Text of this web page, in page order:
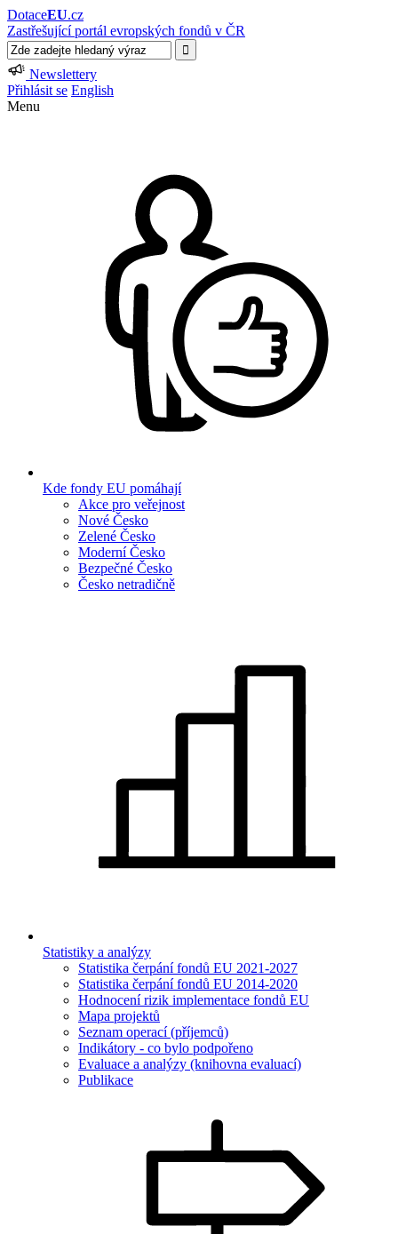
DotaceEU.cz
Zastřešující portál evropských fondů v ČR
Newslettery
Přihlásit se English
Menu
Kde fondy EU pomáhají
Akce pro veřejnost
Nové Česko
Zelené Česko
Moderní Česko
Bezpečné Česko
Česko netradičně
Statistiky a analýzy
Statistika čerpání fondů EU 2021-2027
Statistika čerpání fondů EU 2014-2020
Hodnocení rizik implementace fondů EU
Mapa projektů
Seznam operací (příjemců)
Indikátory - co bylo podpořeno
Evaluace a analýzy (knihovna evaluací)
Publikace